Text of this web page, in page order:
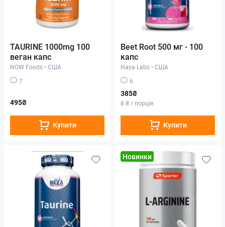
TAURINE 1000mg 100
веган капс
NOW Foods • США
7
495₴
Купити
Beet Root 500 мг - 100
капс
Haya Labs • США
6
385₴
8 ₴ / порція
Купити
Новинки